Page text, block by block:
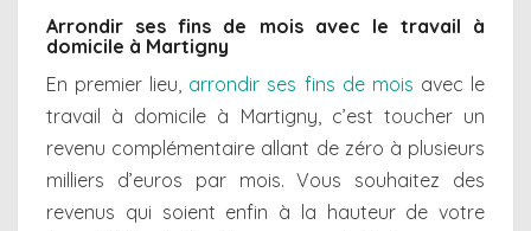
Arrondir ses fins de mois avec le travail à
domicile à Martigny
En premier lieu, arrondir ses fins de mois avec le
travail à domicile à Martigny, c’est toucher un
revenu complémentaire allant de zéro à plusieurs
milliers d’euros par mois. Vous souhaitez des
revenus qui soient enfin à la hauteur de votre